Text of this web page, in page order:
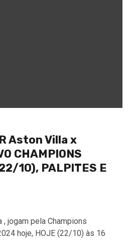
Aston Villa x
CHAMPIONS
10), PALPITES E
jogam pela Champions
hoje, HOJE (22/10) às 16